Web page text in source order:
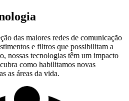
das maiores redes de comunicação
e filtros que possibilitam a
nossas tecnologias têm um impacto
como habilitamos novas
as áreas da vida.